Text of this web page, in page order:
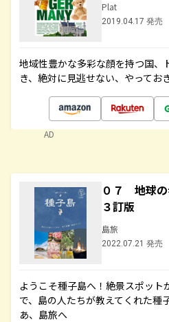
Plat
2019.04.17 発売
地域性豊かな多彩な顔を持つ国、
き、絶対に見逃せない、やってお
AD
０７ 地球
３訂版
島旅
2022.07.21 発売
ようこそ種子島へ！絶景スポット
で、島の人たちが教えてくれた種
あ、島旅へ